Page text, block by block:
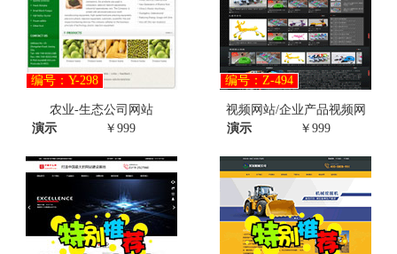
编号：Y-298
农业-生态公司网站
演示
￥999
编号：Z-494
视频网站/企业产品视频网
演示
￥999